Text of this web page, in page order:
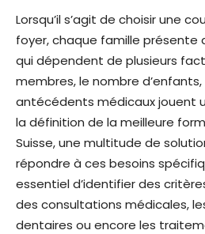
Lorsqu’il s’agit de choisir une
foyer, chaque famille présente
qui dépendent de plusieurs
membres, le nombre d’enfants,
antécédents médicaux jouent
la définition de la meilleure
Suisse, une multitude de
répondre à ces besoins
essentiel d’identifier des
des consultations médicales,
dentaires ou encore les